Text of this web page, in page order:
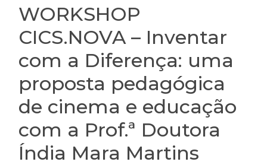
WORKSHOP
CICS.NOVA – Inventar
com a Diferença: uma
proposta pedagógica
de cinema e educação
com a Prof.ª Doutora
Índia Mara Martins